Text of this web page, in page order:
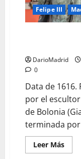
Felipe III
DarioMadrid
0
Data de 1616.
por el
de Bolonia
terminada por
Leer MásLeer
más